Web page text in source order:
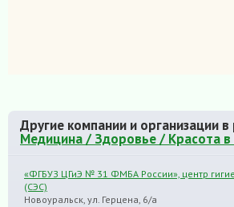
Другие компании и организации
Медицина / Здоровье / Красота в
«ФГБУЗ ЦГиЭ № 31 ФМБА России», центр
(СЭС)
Новоуральск, ул. Герцена, 6/а